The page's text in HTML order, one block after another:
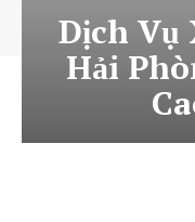
Dịch Vụ
Hải